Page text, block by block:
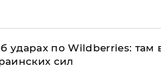
ударах по Wildberries: там
сил